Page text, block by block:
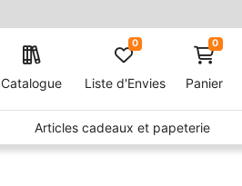
Catalogue Liste d'Envies
0 0
Panier
Articles cadeaux et papeterie